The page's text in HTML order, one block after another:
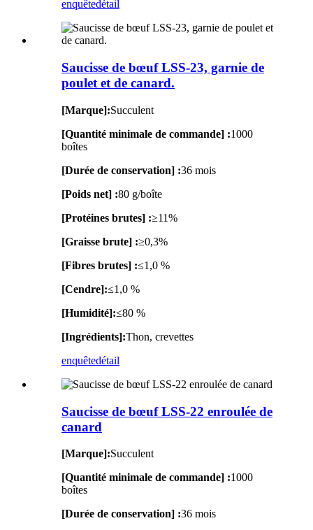
enquêtedétail
Saucisse de bœuf LSS-23, garnie de
poulet et de canard.
[Marque]:Succulent
[Quantité minimale de commande] :1000
boîtes
[Durée de conservation] :36 mois
[Poids net] :80 g/boîte
[Protéines brutes] :≥11%
[Graisse brute] :≥0,3%
[Fibres brutes] :≤1,0 %
[Cendre]:≤1,0 %
[Humidité]:≤80 %
[Ingrédients]:Thon, crevettes
enquêtedétail
Saucisse de bœuf LSS-22 enroulée de
canard
[Marque]:Succulent
[Quantité minimale de commande] :1000
boîtes
[Durée de conservation] :36 mois